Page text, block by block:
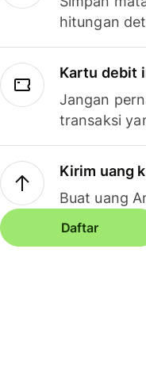
hitungan
Kartu debit
Jangan
transaksi
Kirim uang
Buat uang
Daftar